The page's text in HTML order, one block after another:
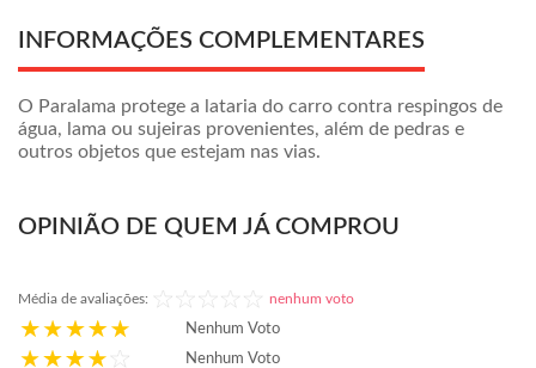
INFORMAÇÕES COMPLEMENTARES
O Paralama protege a lataria do carro contra respingos de
água, lama ou sujeiras provenientes, além de pedras e
outros objetos que estejam nas vias.
OPINIÃO DE QUEM JÁ COMPROU
Média de avaliações: nenhum voto
Nenhum Voto
Nenhum Voto